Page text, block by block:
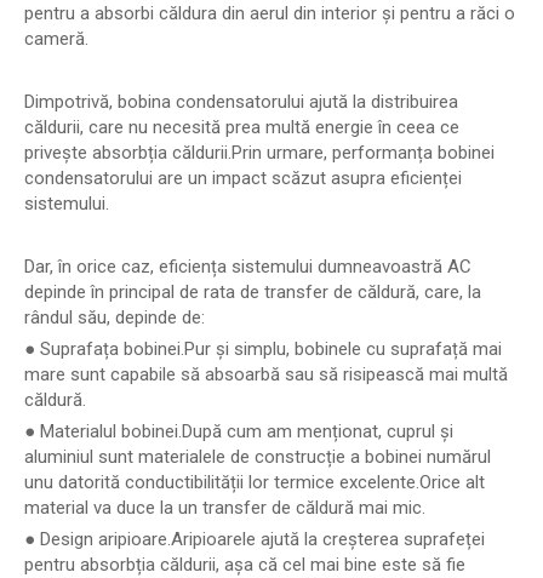
pentru a absorbi căldura din aerul din interior și pentru a răci o
cameră.
Dimpotrivă, bobina condensatorului ajută la distribuirea
căldurii, care nu necesită prea multă energie în ceea ce
privește absorbția căldurii.Prin urmare, performanța bobinei
condensatorului are un impact scăzut asupra eficienței
sistemului.
Dar, în orice caz, eficiența sistemului dumneavoastră AC
depinde în principal de rata de transfer de căldură, care, la
rândul său, depinde de:
● Suprafața bobinei.Pur și simplu, bobinele cu suprafață mai
mare sunt capabile să absoarbă sau să risipească mai multă
căldură.
● Materialul bobinei.După cum am menționat, cuprul și
aluminiul sunt materialele de construcție a bobinei numărul
unu datorită conductibilității lor termice excelente.Orice alt
material va duce la un transfer de căldură mai mic.
● Design aripioare.Aripioarele ajută la creșterea suprafeței
pentru absorbția căldurii, așa că cel mai bine este să fie